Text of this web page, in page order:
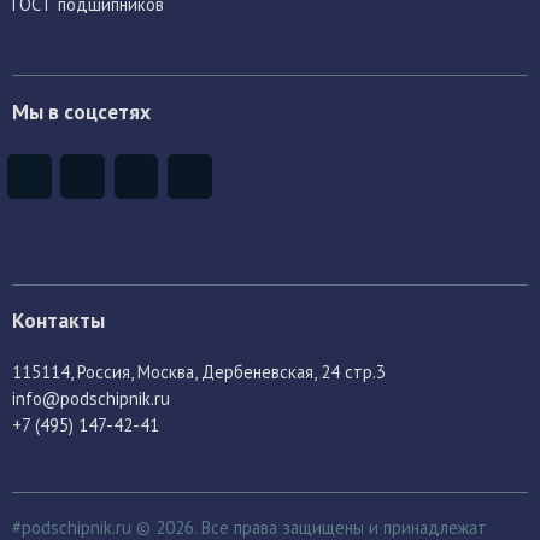
Мы в соцсетях
Контакты
115114 , Россия, Москва, Дербеневская, 24 стр.3
info@podschipnik.ru
+7 (495) 147-42-41
#podschipnik.ru © 2026. Все права защищены и принадлежат